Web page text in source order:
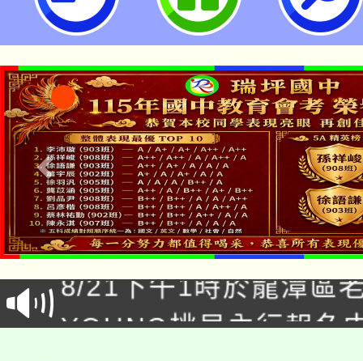
民中學
「本色祭」8/29、30在
場熱烈登場!
8/21下午1時於龍潭區
徵才活動。
YOUNG桃局內行報名